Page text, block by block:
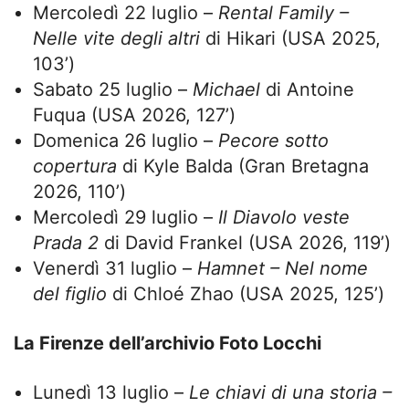
Mercoledì 22 luglio – Rental Family –
Nelle vite degli altri di Hikari (USA 2025,
103’)
Sabato 25 luglio – Michael di Antoine
Fuqua (USA 2026, 127’)
Domenica 26 luglio – Pecore sotto
copertura di Kyle Balda (Gran Bretagna
2026, 110’)
Mercoledì 29 luglio – Il Diavolo veste
Prada 2 di David Frankel (USA 2026, 119’)
Venerdì 31 luglio – Hamnet – Nel nome
del figlio di Chloé Zhao (USA 2025, 125’)
La Firenze dell’archivio Foto Locchi
Lunedì 13 luglio – Le chiavi di una storia –